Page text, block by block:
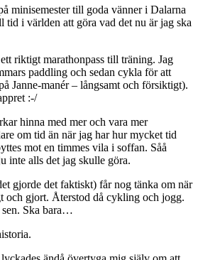
minisemester till goda vänner i Dalarna
tid i världen att göra vad det nu är jag ska
riktigt marathonpass till träning. Jag
paddling och sedan cykla för att
Janne-manér – långsamt och försiktigt).
:-/
hinna med mer och vara mer
om tid än när jag har hur mycket tid
mot en timmes vila i soffan. Såå
inte alls det jag skulle göra.
gjorde det faktiskt) får nog tänka om när
och gjort. Återstod då cykling och jogg.
sen. Ska bara…